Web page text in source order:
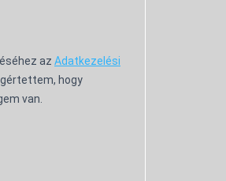
az Adatkezelési
hogy
van.